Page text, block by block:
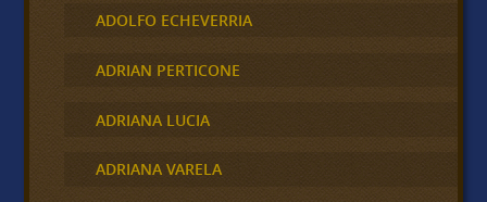
ADOLFO ECHEVERRIA
ADRIAN PERTICONE
ADRIANA LUCIA
ADRIANA VARELA